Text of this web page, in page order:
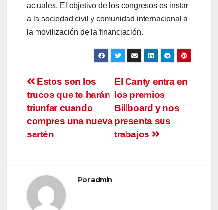
actuales. El objetivo de los congresos es instar
a la sociedad civil y comunidad internacional a
la movilización de la financiación.
Navegación
de
entradas
El Canty entra en
los premios
Billboard y nos
presenta sus
trabajos
Estos son los
trucos que te harán
triunfar cuando
compres una nueva
sartén
Poradmin